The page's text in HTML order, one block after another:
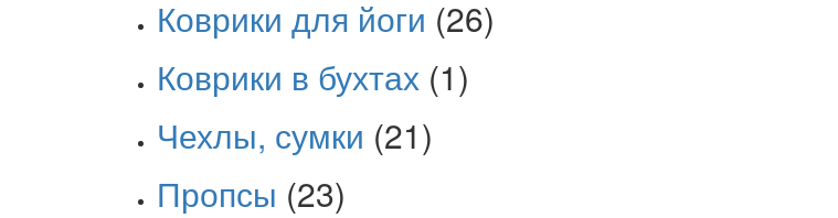
Коврики для йоги (26)
Коврики в бухтах (1)
Чехлы, сумки (21)
Пропсы (23)